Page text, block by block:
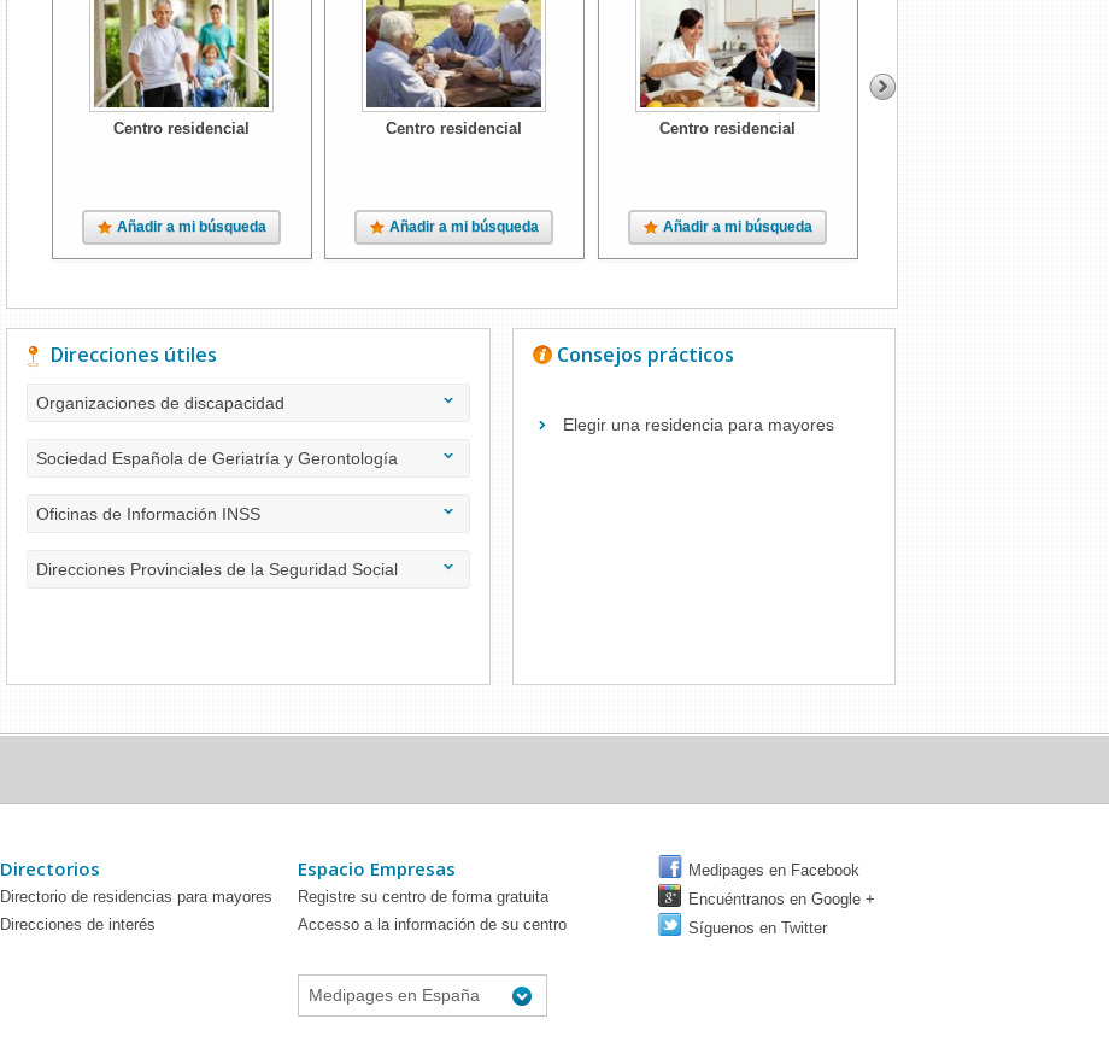
Centro residencial
Añadir a mi búsqueda
Centro residencial
Añadir a mi búsqueda
Centro residencial
Añadir a mi búsqueda
Direcciones útiles
Organizaciones de discapacidad
Sociedad Española de Geriatría y Gerontología
Oficinas de Información INSS
Direcciones Provinciales de la Seguridad Social
Consejos prácticos
Elegir una residencia para mayores
Directorios
Directorio de residencias para mayores
Direcciones de interés
Espacio Empresas
Registre su centro de forma gratuita
Accesso a la información de su centro
Medipages en España
Medipages en Facebook
Encuéntranos en Google +
Síguenos en Twitter